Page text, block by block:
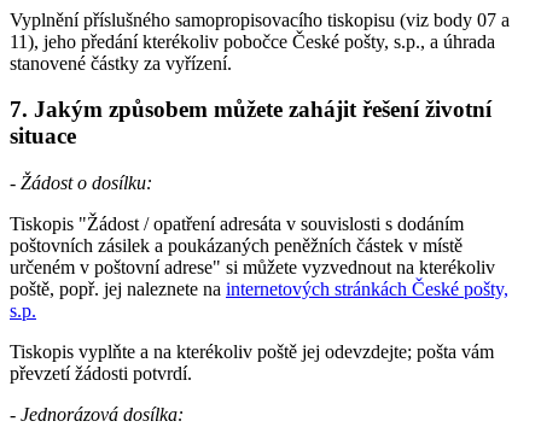
Vyplnění příslušného samopropisovacího tiskopisu (viz body 07 a
11), jeho předání kterékoliv pobočce České pošty, s.p., a úhrada
stanovené částky za vyřízení.
7. Jakým způsobem můžete zahájit řešení životní
situace
- Žádost o dosílku:
Tiskopis "Žádost / opatření adresáta v souvislosti s dodáním
poštovních zásilek a poukázaných peněžních částek v místě
určeném v poštovní adrese" si můžete vyzvednout na kterékoliv
poště, popř. jej naleznete na internetových stránkách České pošty,
s.p.
Tiskopis vyplňte a na kterékoliv poště jej odevzdejte; pošta vám
převzetí žádosti potvrdí.
- Jednorázová dosílka: